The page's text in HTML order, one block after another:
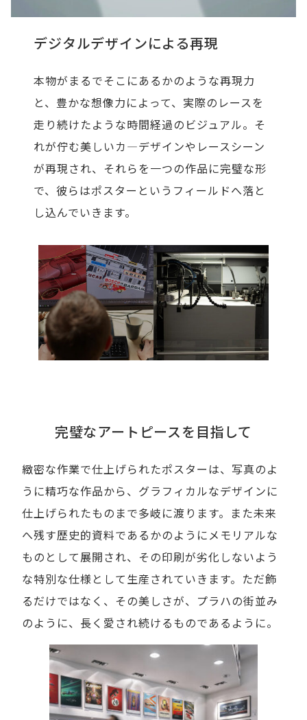
デジタルデザインによる再現
本物がまるでそこにあるかのような再現力
と、豊かな想像力によって、実際のレースを
走り続けたような時間経過のビジュアル。そ
れが佇む美しいカ―デザインやレースシーン
が再現され、それらを一つの作品に完璧な形
で、彼らはポスターというフィールドへ落と
し込んでいきます。
完璧なアートピースを目指して
緻密な作業で仕上げられたポスターは、写真のよ
うに精巧な作品から、グラフィカルなデザインに
仕上げられたものまで多岐に渡ります。また未来
へ残す歴史的資料であるかのようにメモリアルな
ものとして展開され、その印刷が劣化しないよう
な特別な仕様として生産されていきます。ただ飾
るだけではなく、その美しさが、プラハの街並み
のように、長く愛され続けるものであるように。